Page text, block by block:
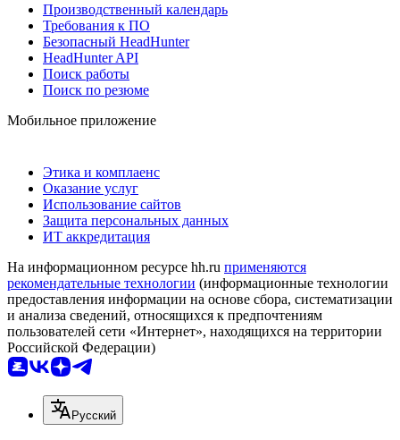
Производственный календарь
Требования к ПО
Безопасный HeadHunter
HeadHunter API
Поиск работы
Поиск по резюме
Мобильное приложение
Этика и комплаенс
Оказание услуг
Использование сайтов
Защита персональных данных
ИТ аккредитация
На информационном ресурсе hh.ru применяются
рекомендательные технологии (информационные технологии
предоставления информации на основе сбора, систематизации
и анализа сведений, относящихся к предпочтениям
пользователей сети «Интернет», находящихся на территории
Российской Федерации)
Русский